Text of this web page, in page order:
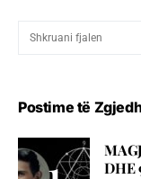
Postime të
DHE